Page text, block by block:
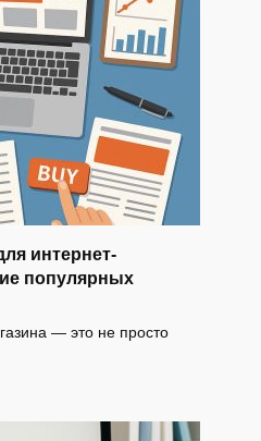
интернет-
популярных
— это не просто